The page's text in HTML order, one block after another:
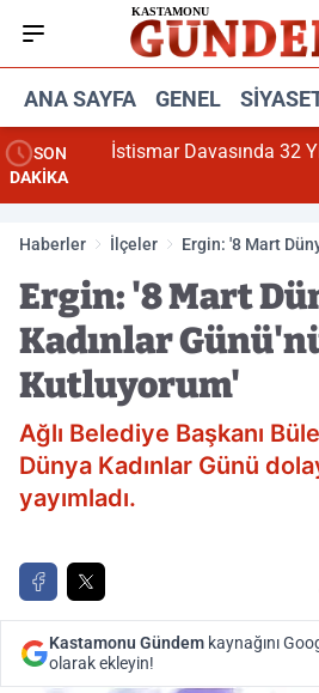
ANA SAYFA GENEL
SON
DAKİKA
İstismar Davasında 32
Haberler İlçeler
Ergin: '8 Mart
Ergin: '8 Mart
Kadınlar
Kutluyorum'
Ağlı Belediye Başkanı
Dünya Kadınlar Günü
yayımladı.
Kastamonu Gündem kaynağını
olarak ekleyin!